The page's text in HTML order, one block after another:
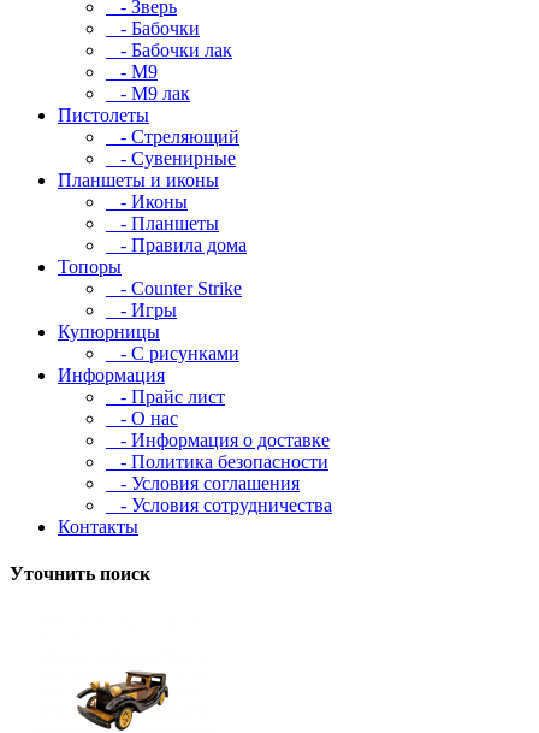
- Зверь
- Бабочки
- Бабочки лак
- М9
- M9 лак
Пистолеты
- Стреляющий
- Сувенирные
Планшеты и иконы
- Иконы
- Планшеты
- Правила дома
Топоры
- Counter Strike
- Игры
Купюрницы
- С рисунками
Информация
- Прайс лист
- О нас
- Информация о доставке
- Политика безопасности
- Условия соглашения
- Условия сотрудничества
Контакты
Уточнить поиск